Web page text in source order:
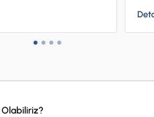
Olabiliriz?